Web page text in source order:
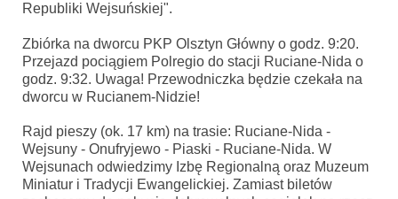
Republiki Wejsuńskiej".
Zbiórka na dworcu PKP Olsztyn Główny o godz. 9:20.
Przejazd pociągiem Polregio do stacji Ruciane-Nida o
godz. 9:32. Uwaga! Przewodniczka będzie czekała na
dworcu w Rucianem-Nidzie!
Rajd pieszy (ok. 17 km) na trasie: Ruciane-Nida -
Wejsuny - Onufryjewo - Piaski - Ruciane-Nida. W
Wejsunach odwiedzimy Izbę Regionalną oraz Muzeum
Miniatur i Tradycji Ewangelickiej. Zamiast biletów